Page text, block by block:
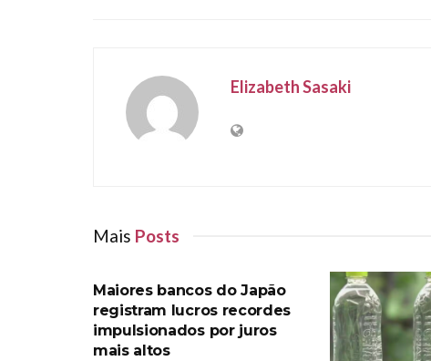
Elizabeth Sasaki
Mais Posts
Maiores bancos do Japão
registram lucros recordes
impulsionados por juros
mais altos